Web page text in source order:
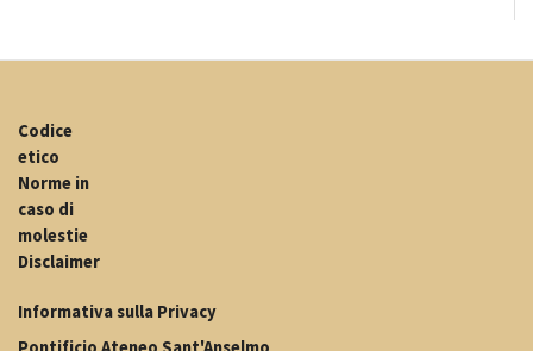
Codice
etico
Norme in
caso di
molestie
Disclaimer
Informativa sulla Privacy